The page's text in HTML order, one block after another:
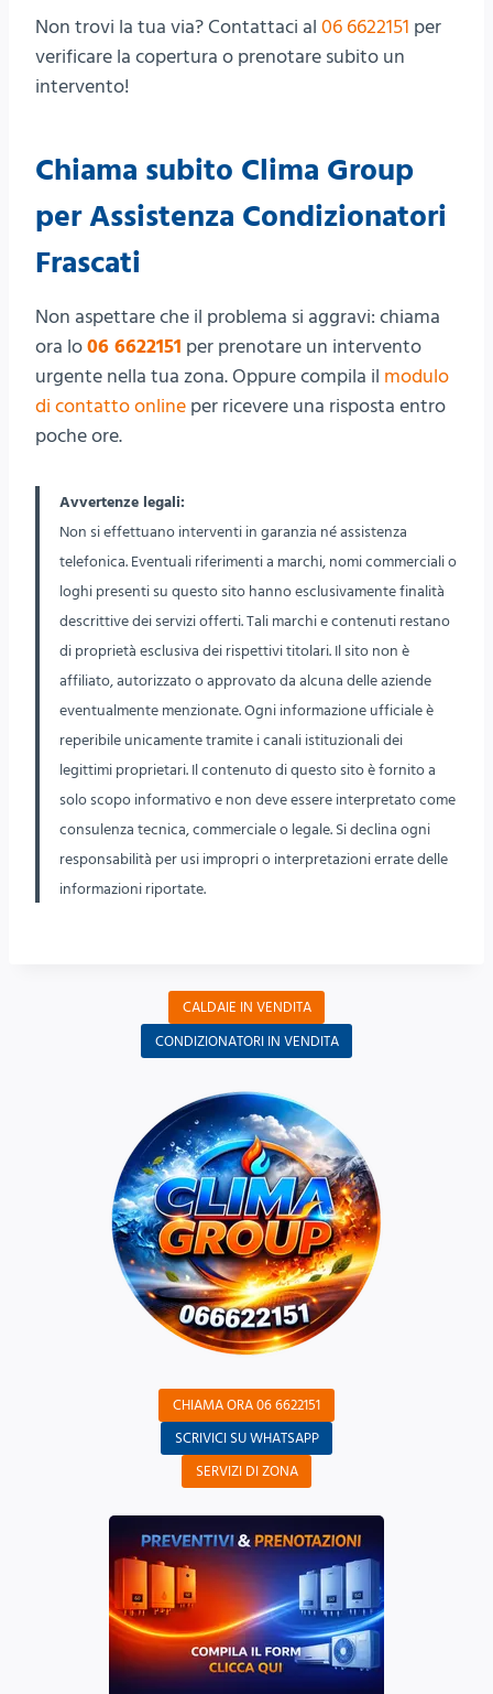
Non trovi la tua via? Contattaci al 06 6622151 per
verificare la copertura o prenotare subito un
intervento!
Chiama subito Clima Group
per Assistenza Condizionatori
Frascati
Non aspettare che il problema si aggravi: chiama
ora lo06 6622151 per prenotare un intervento
urgente nella tua zona. Oppure compila il modulo
di contatto online per ricevere una risposta entro
poche ore.
Avvertenze legali:
Non si effettuano interventi in garanzia né assistenza
telefonica. Eventuali riferimenti a marchi, nomi commerciali o
loghi presenti su questo sito hanno esclusivamente finalità
descrittive dei servizi offerti. Tali marchi e contenuti restano
di proprietà esclusiva dei rispettivi titolari. Il sito non è
affiliato, autorizzato o approvato da alcuna delle aziende
eventualmente menzionate. Ogni informazione ufficiale è
reperibile unicamente tramite i canali istituzionali dei
legittimi proprietari. Il contenuto di questo sito è fornito a
solo scopo informativo e non deve essere interpretato come
consulenza tecnica, commerciale o legale. Si declina ogni
responsabilità per usi impropri o interpretazioni errate delle
informazioni riportate.
CALDAIE IN VENDITA
CONDIZIONATORI IN VENDITA
CHIAMA ORA 06 6622151
SCRIVICI SU WHATSAPP
SERVIZI DI ZONA